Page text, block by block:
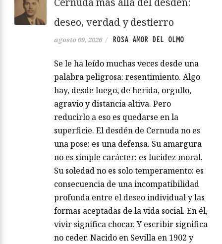
deseo, verdad y destierro
agosto 09, 2026 / ROSA AMOR DEL OLMO
Se le ha leído muchas veces desde una
palabra peligrosa: resentimiento. Algo
hay, desde luego, de herida, orgullo,
agravio y distancia altiva. Pero
reducirlo a eso es quedarse en la
superficie. El desdén de Cernuda no es
una pose: es una defensa. Su amargura
no es simple carácter: es lucidez moral.
Su soledad no es solo temperamento: es
consecuencia de una incompatibilidad
profunda entre el deseo individual y las
formas aceptadas de la vida social. En él,
vivir significa chocar. Y escribir significa
no ceder. Nacido en Sevilla en 1902 y